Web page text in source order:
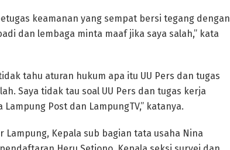
keamanan yang sempat bersi tegang dengan
dan lembaga minta maaf jika saya salah,” kata
tahu aturan hukum apa itu UU Pers dan tugas
Saya tidak tau soal UU Pers dan tugas kerja
Post dan LampungTV,” katanya.
Lampung, Kepala sub bagian tata usaha Nina